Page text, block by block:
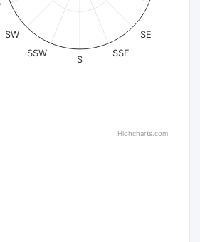
SE
SSE
S
SSW
SW
Highcharts.com